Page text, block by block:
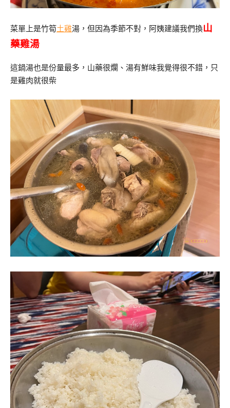
菜單上是竹筍土雞湯，但因為季節不對，阿姨建議我們換山
藥雞湯
這鍋湯也是份量最多，山藥很爛、湯有鮮味我覺得很不錯，只
是雞肉就很柴